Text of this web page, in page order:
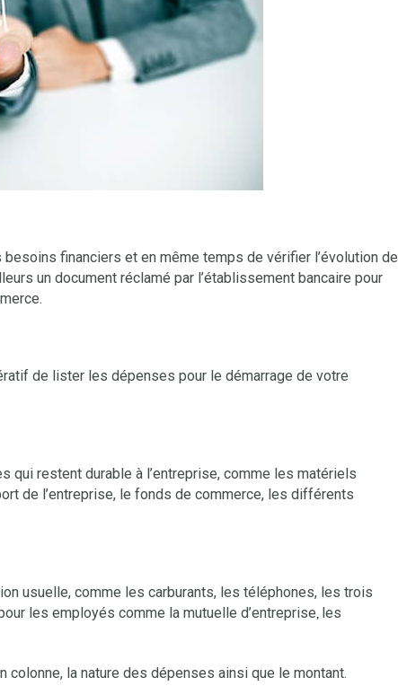
financiers et en même temps de vérifier l’évolution de
un document réclamé par l’établissement bancaire pour
de lister les dépenses pour le démarrage de votre
qui restent durable à l’entreprise, comme les matériels
de l’entreprise, le fonds de commerce, les différents
usuelle, comme les carburants, les téléphones, les trois
les employés comme la mutuelle d’entreprise les
la nature des dépenses ainsi que le montant.